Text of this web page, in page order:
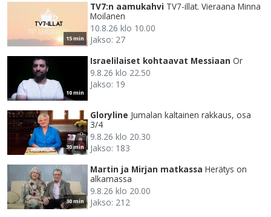
15 min
TV7:n aamukahvi TV7-illat. Vieraana Minna
Moilanen
10.8.26 klo 10.00
Jakso: 27
10 min
Israelilaiset kohtaavat Messiaan Or
9.8.26 klo 22.50
Jakso: 19
30 min
Gloryline Jumalan kaltainen rakkaus, osa
3/4
9.8.26 klo 20.30
Jakso: 183
30 min
Martin ja Mirjan matkassa Herätys on
alkamassa
9.8.26 klo 20.00
Jakso: 212